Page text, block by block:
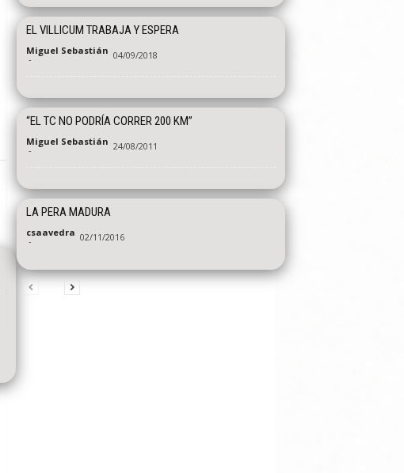
EL VILLICUM TRABAJA Y ESPERA
Miguel Sebastián
- 04/09/2018
“EL TC NO PODRÍA CORRER 200 KM”
Miguel Sebastián
- 24/08/2011
LA PERA MADURA
csaavedra
- 02/11/2016